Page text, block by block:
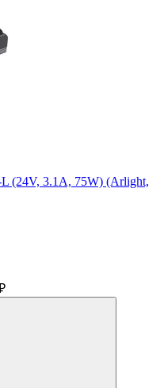
(24V, 3.1A, 75W) (Arlight,